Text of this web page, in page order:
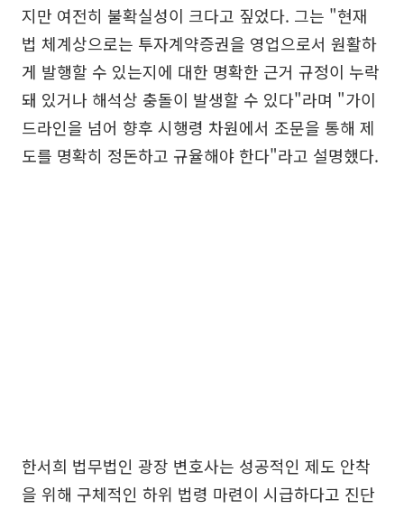
지만 여전히 불확실성이 크다고 짚었다. 그는 "현재
법 체계상으로는 투자계약증권을 영업으로서 원활하
게 발행할 수 있는지에 대한 명확한 근거 규정이 누락
돼 있거나 해석상 충돌이 발생할 수 있다"라며 "가이
드라인을 넘어 향후 시행령 차원에서 조문을 통해 제
도를 명확히 정돈하고 규율해야 한다"라고 설명했다.
한서희 법무법인 광장 변호사는 성공적인 제도 안착
을 위해 구체적인 하위 법령 마련이 시급하다고 진단